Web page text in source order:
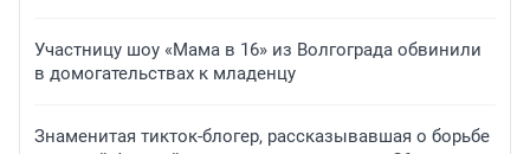
Участницу шоу «Мама в 16» из Волгограда обвинили
в домогательствах к младенцу
Знаменитая тикток-блогер, рассказывавшая о борьбе